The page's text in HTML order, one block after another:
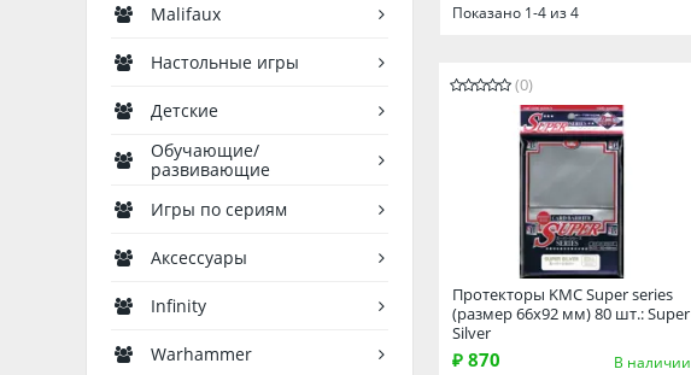
Показано 1-4 из 4
(0)
Протекторы KMC Super series
(размер 66х92 мм) 80 шт.: Super
Silver
₽ 870 В наличии
Malifaux
Настольные игры
Детские
Обучающие/
развивающие
Игры по сериям
Аксессуары
Infinity
Warhammer